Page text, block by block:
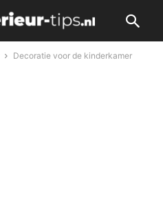
Decoratie voor de kinderkamer